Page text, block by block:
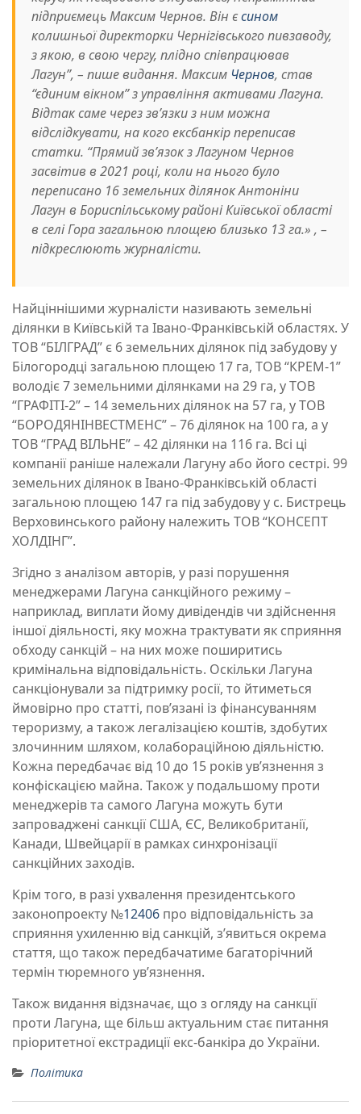
підприємець Максим Чернов. Він єсином
колишньої директорки Чернігівського пивзаводу,
з якою, в свою чергу, плідно співпрацював
Лагун”, – пише видання. Максим Чернов, став
“єдиним вікном” з управління активами Лагуна.
Відтак саме через зв’язки з ним можна
відслідкувати, на кого ексбанкір переписав
статки. “Прямий звʼязок з Лагуном Чернов
засвітив в 2021 році, коли на нього було
переписано 16 земельних ділянок Антоніни
Лагун в Бориспільському районі Київської області
в селі Гора загальною площею близько 13 га.» , –
підкреслюють журналісти.
Найціннішими журналісти називають земельні
ділянки в Київській та Івано-Франківській областях. У
ТОВ “БІЛГРАД” є 6 земельних ділянок під забудову у
Білогородці загальною площею 17 га, ТОВ “КРЕМ-1”
володіє 7 земельними ділянками на 29 га, у ТОВ
“ГРАФІТІ-2” – 14 земельних ділянок на 57 га, у ТОВ
“БОРОДЯНІНВЕСТМЕНС” – 76 ділянок на 100 га, а у
ТОВ “ГРАД ВІЛЬНЕ” – 42 ділянки на 116 га. Всі ці
компанії раніше належали Лагуну або його сестрі. 99
земельних ділянок в Івано-Франківській області
загальною площею 147 га під забудову у с. Бистрець
Верховинського району належить ТОВ “КОНСЕПТ
ХОЛДІНГ”.
Згідно з аналізом авторів, у разі порушення
менеджерами Лагуна санкційного режиму –
наприклад, виплати йому дивідендів чи здійснення
іншої діяльності, яку можна трактувати як сприяння
обходу санкцій – на них може поширитись
кримінальна відповідальність. Оскільки Лагуна
санкціонували за підтримку росії, то йтиметься
ймовірно про статті, повʼязані із фінансуванням
тероризму, а також легалізацією коштів, здобутих
злочинним шляхом, колабораційною діяльністю.
Кожна передбачає від 10 до 15 років ув’язнення з
конфіскацією майна. Також у подальшому проти
менеджерів та самого Лагуна можуть бути
запроваджені санкції США, ЄС, Великобританії,
Канади, Швейцарії в рамках синхронізації
санкційних заходів.
Крім того, в разі ухвалення президентського
законопроекту №12406 про відповідальність за
сприяння ухиленню від санкцій, зʼявиться окрема
стаття, що також передбачатиме багаторічний
термін тюремного увʼязнення.
Також видання відзначає, що з огляду на санкції
проти Лагуна, ще більш актуальним стає питання
пріоритетної екстрадиції екс-банкіра до України.
Політика